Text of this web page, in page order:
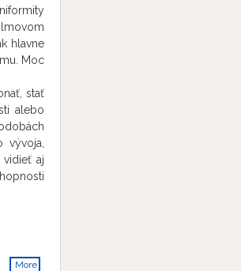
hlavne
Moc
stať
alebo
vývoja,
vidieť aj
More